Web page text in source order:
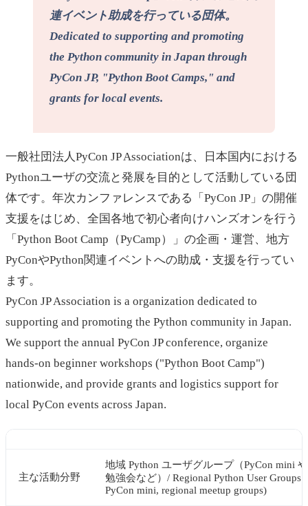
連イベント助成を行っている団体。
Dedicated to supporting and promoting
the Python community in Japan through
PyCon JP, "Python Boot Camps," and
grants for local events.
一般社団法人PyCon JP Associationは、日本国内における
Pythonユーザの交流と発展を目的として活動している団
体です。年次カンファレンスである「PyCon JP」の開催
支援をはじめ、全国各地で初心者向けハンズオンを行う
「Python Boot Camp（PyCamp）」の企画・運営、地方
PyConやPython関連イベントへの助成・支援を行ってい
ます。
PyCon JP Association is a organization dedicated to
supporting and promoting the Python community in Japan.
We support the annual PyCon JP conference, organize
hands-on beginner workshops ("Python Boot Camp")
nationwide, and provide grants and logistics support for
local PyCon events across Japan.
主な活動分野
地域 Python ユーザグループ（PyCon mini
勉強会など）/ Regional Python User Groups
PyCon mini, regional meetup groups)